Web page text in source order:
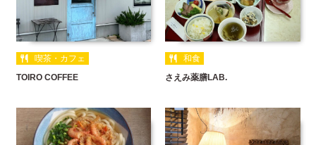
喫茶・カフェ
TOIRO COFFEE
和食
さえみ薬膳LAB.